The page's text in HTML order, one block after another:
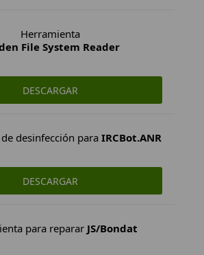
Herramienta
File System Reader
DESCARGAR
desinfección paraIRCBot.ANR
DESCARGAR
para reparar JS/Bondat